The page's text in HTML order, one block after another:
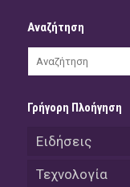
Αναζήτηση
Γρήγορη Πλοήγηση
Ειδήσεις
Τεχνολογία